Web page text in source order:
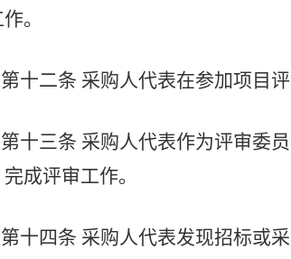
。
第十二条 采购人代表在参加项目
第十三条 采购人代表作为评审委
成评审工作。
第十四条 采购人代表发现招标或